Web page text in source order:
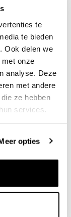
te
te bieden
Ook delen we
onze
analyse. Deze
met andere
ze hebben
services.
opties
Whatsapp